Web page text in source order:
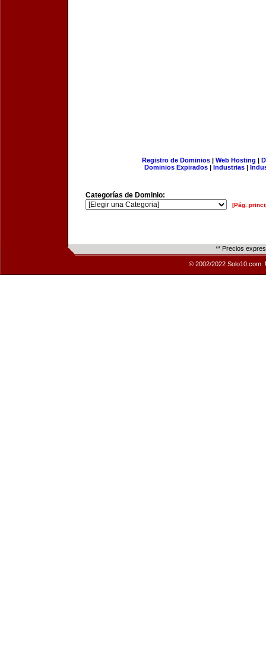
Registro de Dominios| Web Hosting |
Dominios Expirados | Industrias |
Categorías de Dominio:
[Pág.
** Precios
© 2002/2022 Solo10.com